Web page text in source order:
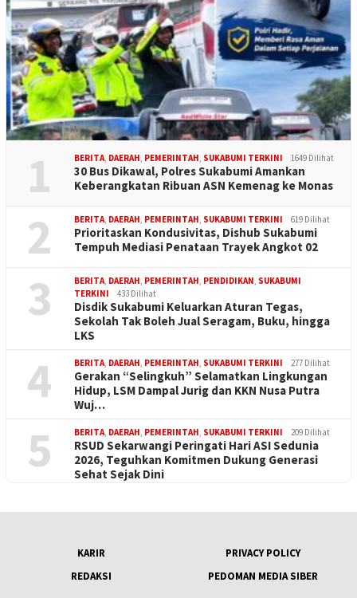
1 BERITA, DAERAH, PEMERINTAH, SUKABUMI TERKINI 1649 Dilihat
30 Bus Dikawal, Polres Sukabumi Amankan
Keberangkatan Ribuan ASN Kemenag ke Monas
2 BERITA, DAERAH, PEMERINTAH, SUKABUMI TERKINI 619 Dilihat
Prioritaskan Kondusivitas, Dishub Sukabumi
Tempuh Mediasi Penataan Trayek Angkot 02
3 BERITA, DAERAH, PEMERINTAH, PENDIDIKAN, SUKABUMI
TERKINI
433 Dilihat
Disdik Sukabumi Keluarkan Aturan Tegas,
Sekolah Tak Boleh Jual Seragam, Buku, hingga
LKS
4 BERITA, DAERAH, PEMERINTAH, SUKABUMI TERKINI 277 Dilihat
Gerakan “Selingkuh” Selamatkan Lingkungan
Hidup, LSM Dampal Jurig dan KKN Nusa Putra
Wuj…
5 BERITA, DAERAH, PEMERINTAH, SUKABUMI TERKINI 209 Dilihat
RSUD Sekarwangi Peringati Hari ASI Sedunia
2026, Teguhkan Komitmen Dukung Generasi
Sehat Sejak Dini
KARIR
PRIVACY POLICY
REDAKSI
PEDOMAN MEDIA SIBER